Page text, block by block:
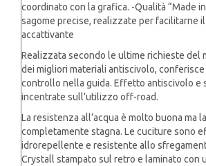
coordinato con la grafica. -Qualità “Made
sagome precise, realizzate per facilitarne
accattivante
Realizzata secondo le ultime richieste del
dei migliori materiali antiscivolo,
controllo nella guida. Effetto antiscivolo e
incentrate sull’utilizzo off-road.
La resistenza all’acqua è molto buona ma
completamente stagna. Le cuciture sono
idrorepellente e resistente allo
Crystall stampato sul retro e laminato con